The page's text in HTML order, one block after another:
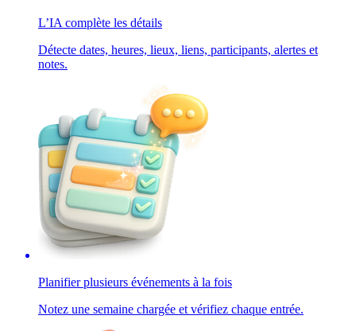
L’IA complète les détails
Détecte dates, heures, lieux, liens, participants, alertes et
notes.
Planifier plusieurs événements à la fois
Notez une semaine chargée et vérifiez chaque entrée.